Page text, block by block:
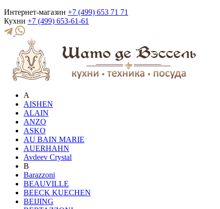
Интернет-магазин +7 (499) 653 71 71
Кухни +7 (499) 653-61-61
A
AISHEN
ALAIN
ANZO
ASKO
AU BAIN MARIE
AUERHAHN
Avdeev Crystal
B
Barazzoni
BEAUVILLE
BEECK KUECHEN
BEIJING